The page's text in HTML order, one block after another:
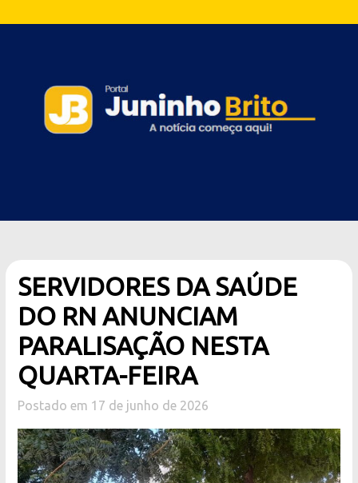
SERVIDORES DA SAÚDE
DO RN ANUNCIAM
PARALISAÇÃO NESTA
QUARTA-FEIRA
Postado em 17 de junho de 2026